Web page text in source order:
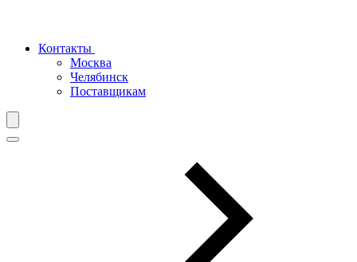
Контакты
Москва
Челябинск
Поставщикам